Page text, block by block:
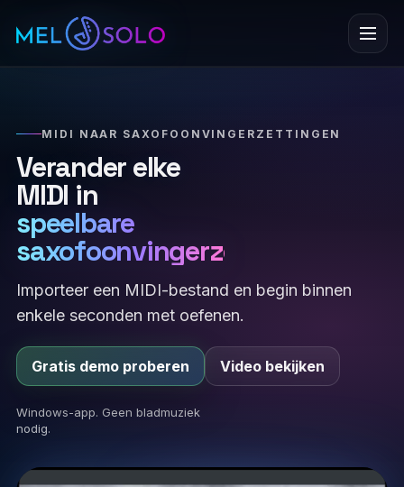
Menu
MIDI NAAR SAXOFOONVINGERZETTINGEN
Verander elke
MIDI in
speelbare
saxofoonvingerzettingen
Importeer een MIDI-bestand en begin binnen
enkele seconden met oefenen.
Gratis demo proberen Video bekijken
Windows-app. Geen bladmuziek
nodig.